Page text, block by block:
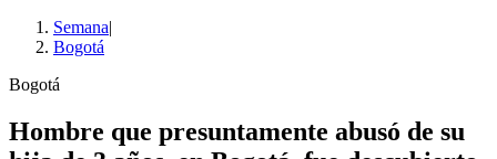
Semana|
Bogotá
Bogotá
Hombre que presuntamente abusó de su